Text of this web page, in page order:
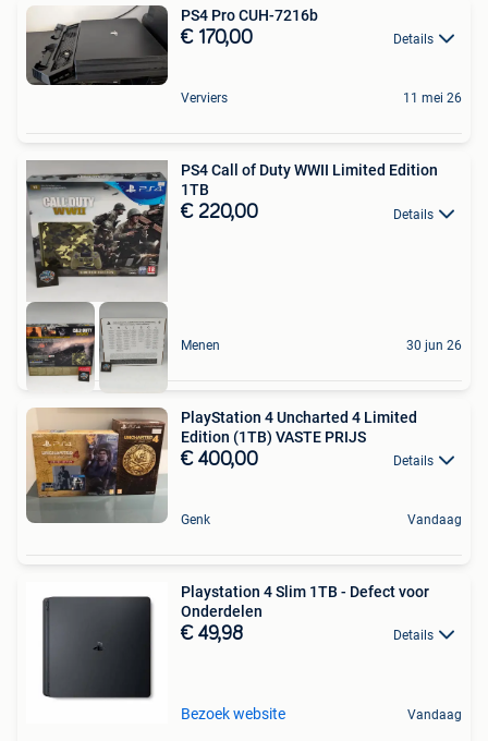
PS4 Pro CUH-7216b
€ 170,00 Details
Verviers 11 mei 26
PS4 Call of Duty WWII Limited Edition
1TB
€ 220,00 Details
Menen 30 jun 26
PlayStation 4 Uncharted 4 Limited
Edition (1TB) VASTE PRIJS
€ 400,00 Details
Genk Vandaag
Playstation 4 Slim 1TB - Defect voor
Onderdelen
€ 49,98 Details
Bezoek website Vandaag